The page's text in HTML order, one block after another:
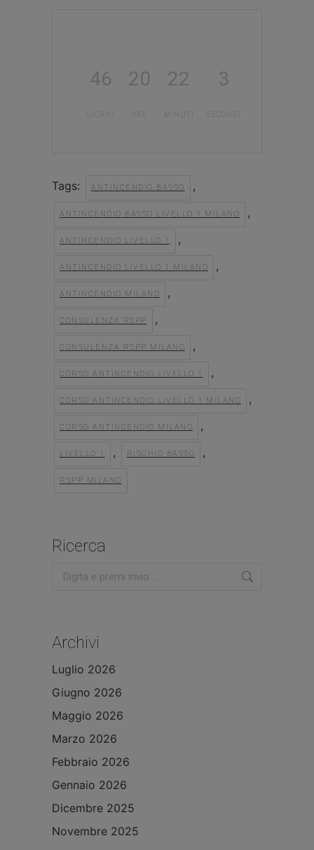
46 20 22 3
Tags: ANTINCENDIO BASSO ,
ANTINCENDIO BASSO LIVELLO 1 MILANO ,
ANTINCENDIO LIVELLO 1 ,
ANTINCENDIO LIVELLO 1 MILANO ,
ANTINCENDIO MILANO ,
CONSULENZA RSPP ,
CONSULENZA RSPP MILANO ,
CORSO ANTINCENDIO LIVELLO 1 ,
CORSO ANTINCENDIO LIVELLO 1 MILANO ,
CORSO ANTINCENDIO MILANO ,
LIVELLO 1 , RISCHIO BASSO ,
RSPP MILANO
Ricerca
Cerca:
Archivi
Luglio 2026
Giugno 2026
Maggio 2026
Marzo 2026
Febbraio 2026
Gennaio 2026
Dicembre 2025
Novembre 2025